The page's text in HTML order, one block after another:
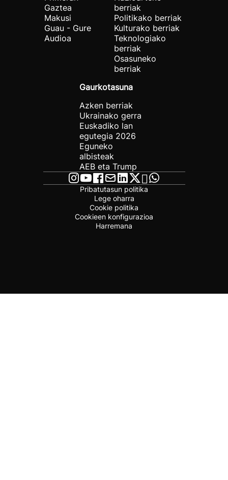
Gaztea
Makusi
Guau - Gure
Audioa
berriak
Politikako berriak
Kulturako berriak
Teknologiako
berriak
Osasuneko
berriak
Gaurkotasuna
Azken berriak
Ukrainako gerra
Euskadiko lan
egutegia 2026
Eguneko
albisteak
AEB eta Trump
Pribatutasun politika
Lege oharra
Cookie politika
Cookieen konfigurazioa
Harremana